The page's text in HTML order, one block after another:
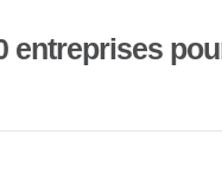
entreprises